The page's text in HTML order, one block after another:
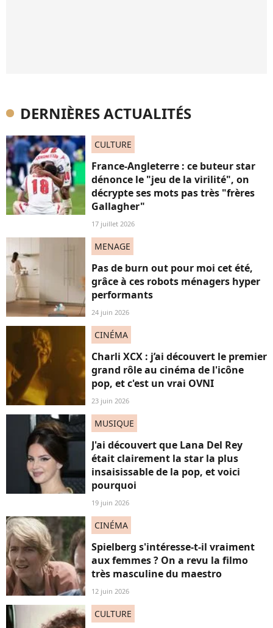
DERNIÈRES ACTUALITÉS
CULTURE
France-Angleterre : ce buteur star
dénonce le "jeu de la virilité", on
décrypte ses mots pas très "frères
Gallagher"
17 juillet 2026
MENAGE
Pas de burn out pour moi cet été,
grâce à ces robots ménagers hyper
performants
24 juin 2026
CINÉMA
Charli XCX : j’ai découvert le premier
grand rôle au cinéma de l'icône
pop, et c'est un vrai OVNI
23 juin 2026
MUSIQUE
J'ai découvert que Lana Del Rey
était clairement la star la plus
insaisissable de la pop, et voici
pourquoi
19 juin 2026
CINÉMA
Spielberg s'intéresse-t-il vraiment
aux femmes ? On a revu la filmo
très masculine du maestro
12 juin 2026
CULTURE